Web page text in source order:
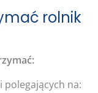
rolnik
polegających na: